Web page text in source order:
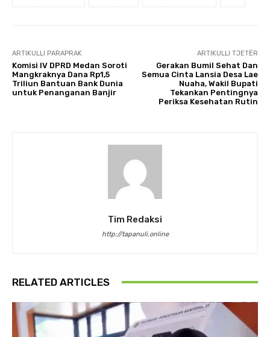
ARTIKULLI PARAPRAK
Komisi IV DPRD Medan Soroti
Mangkraknya Dana Rp1,5
Triliun Bantuan Bank Dunia
untuk Penanganan Banjir
ARTIKULLI TJETËR
Gerakan Bumil Sehat Dan
Semua Cinta Lansia Desa Lae
Nuaha, Wakil Bupati
Tekankan Pentingnya
Periksa Kesehatan Rutin
Tim Redaksi
http://tapanuli.online
RELATED ARTICLES